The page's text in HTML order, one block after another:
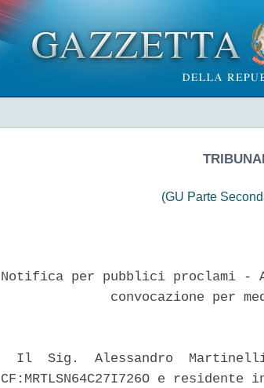
(GU Parte
Notifica per pubblici proclami -
convocazione per
Il  Sig.  Alessandro
CF:MRTLSN64C27I726O e